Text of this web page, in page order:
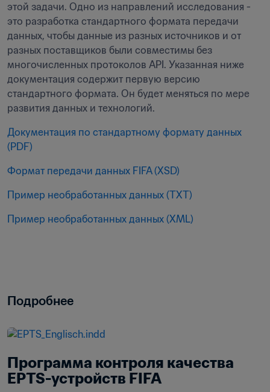
этой задачи. Одно из направлений исследования -
это разработка стандартного формата передачи
данных, чтобы данные из разных источников и от
разных поставщиков были совместимы без
многочисленных протоколов API. Указанная ниже
документация содержит первую версию
стандартного формата. Он будет меняться по мере
развития данных и технологий.
Документация по стандартному формату данных
(PDF)
Формат передачи данных FIFA (XSD)
Пример необработанных данных (TXT)
Пример необработанных данных (XML)
Подробнее
Программа контроля качества
EPTS-устройств FIFA